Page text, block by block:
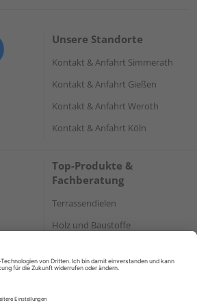
Unsere Standorte
Kontakt & Anfahrt Simmerath
Kontakt & Anfahrt Gießen
Kontakt & Anfahrt Weroth
Kontakt & Anfahrt Köln
Top-Produkte &
Fachberatung
Terrassendielen
Holz und Baustoffe